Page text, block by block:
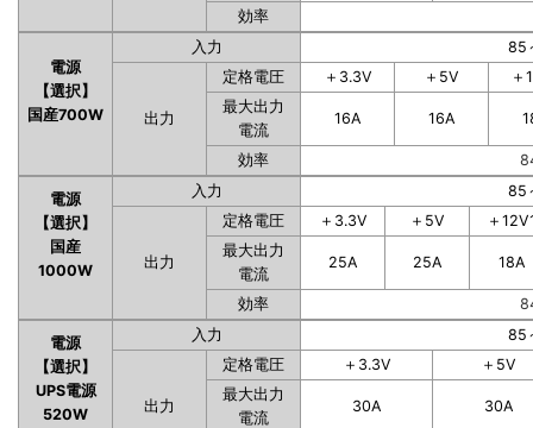
効率
電源
【選択】
国産700W
入力 85
出力
定格電圧 ＋3.3V ＋5V
＋
最大出力
電流
16A 16A
効率
電源
【選択】
国産
1000W
入力 85
出力
定格電圧 ＋3.3V ＋5V
＋
最大出力
電流
25A 25A 18A
効率
電源
【選択】
UPS電源
520W
入力 85
出力
定格電圧 ＋3.3V
＋5V
最大出力
電流
30A 30A